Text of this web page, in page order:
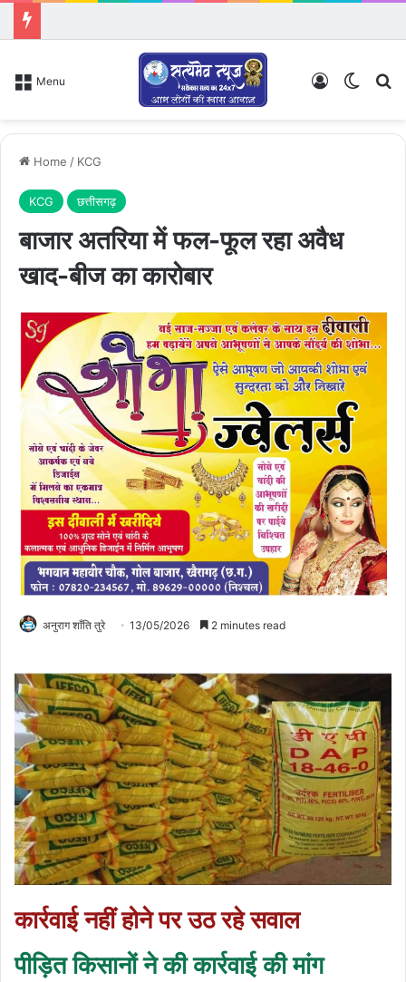
Menu Log In
Home / KCG
KCG छत्तीसगढ़
बाजार अतरिया में फल-फूल रहा अवैध
खाद-बीज का कारोबार
अनुराग शाँति तुरे 13/05/2026 2 minutes read
कार्रवाई नहीं होने पर उठ रहे सवाल
पीड़ित किसानों ने की कार्रवाई की मांग